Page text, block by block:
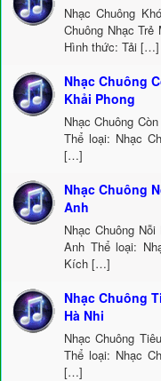
Nhạc Chuông
Chuông Nhạc
Hình thức: Tải […]
Nhạc Chuông
Khải Phong
Nhạc Chuông
Thể loại: Nhạc
[…]
Nhạc Chuông
Anh
Nhạc Chuông
Anh Thể loại:
Kích […]
Nhạc Chuông
Hà Nhi
Nhạc Chuông
Thể loại: Nhạc
[…]